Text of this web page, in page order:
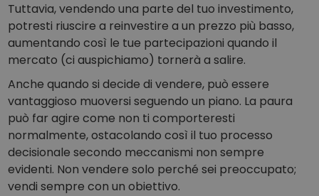
Tuttavia, vendendo una parte del tuo investimento,
potresti riuscire a reinvestire a un prezzo più basso,
aumentando così le tue partecipazioni quando il
mercato (ci auspichiamo) tornerà a salire.
Anche quando si decide di vendere, può essere
vantaggioso muoversi seguendo un piano. La paura
può far agire come non ti comporteresti
normalmente, ostacolando così il tuo processo
decisionale secondo meccanismi non sempre
evidenti. Non vendere solo perché sei preoccupato;
vendi sempre con un obiettivo.